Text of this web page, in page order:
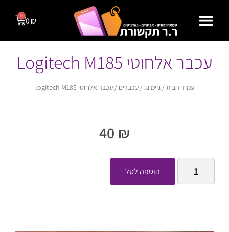
0 ₪
0
עכבר אלחוטי Logitech M185
עמוד הבית /גיימינג /עכברים / עכבר אלחוטי logitech M185
40 ₪
הוספה לסל